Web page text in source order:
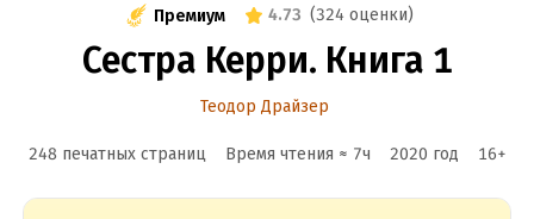
Премиум 4.73 (324 оценки)
Сестра Керри. Книга 1
Теодор Драйзер
248 печатных страниц Время чтения ≈ 7ч 2020 год 16+